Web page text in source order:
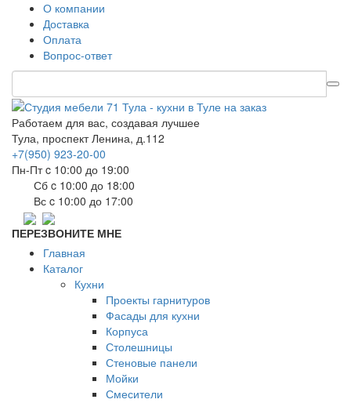
О компании
Доставка
Оплата
Вопрос-ответ
Работаем для вас, создавая лучшее
Тула, проспект Ленина, д.112
+7(950) 923-20-00
Пн-Пт c 10:00 до 19:00
Сб c 10:00 до 18:00
Вс c 10:00 до 17:00
ПЕРЕЗВОНИТЕ МНЕ
Главная
Каталог
Кухни
Проекты гарнитуров
Фасады для кухни
Корпуса
Столешницы
Стеновые панели
Мойки
Смесители